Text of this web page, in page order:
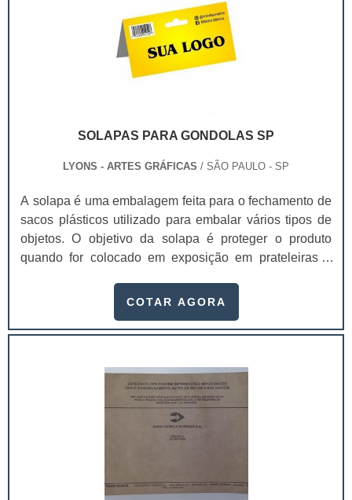
SOLAPAS PARA GONDOLAS SP
LYONS - ARTES GRÁFICAS / SÃO PAULO - SP
A solapa é uma embalagem feita para o fechamento de
sacos plásticos utilizado para embalar vários tipos de
objetos. O objetivo da solapa é proteger o produto
quando for colocado em exposição em prateleiras e
usadas para produtos pequenos de peso baixo, onde
ou distribuidor. As solapas são principalmente usada
Custo Baixo;Componentes Elétricos;Doces Embalados
Individualmente;Gôndolas em Pontos de
Vendas;Lembrancinhas;Material Escolar.O fechamento
da solapa no saco plástico pode ser feita com grampo
itens, bem como divulgação de preços especiais e
COTAR AGORA